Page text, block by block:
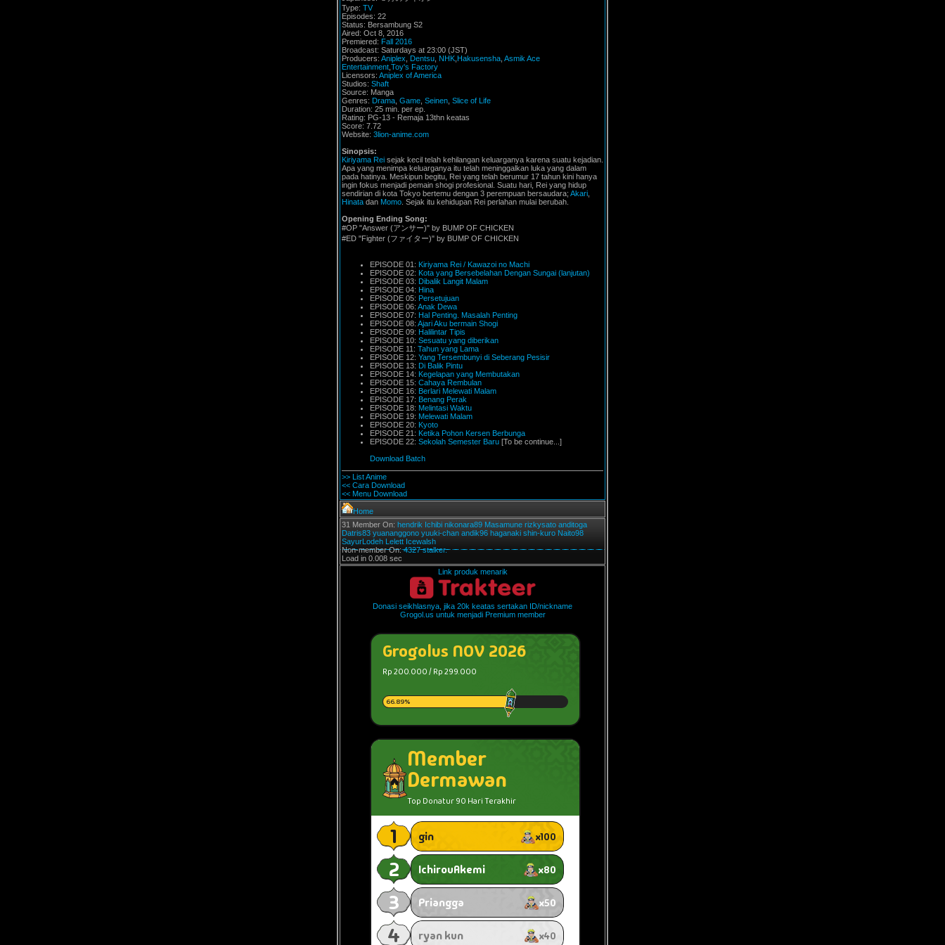
Type: TV
Episodes: 22
Status: Bersambung S2
Aired: Oct 8, 2016
Premiered: Fall 2016
Broadcast: Saturdays at 23:00 (JST)
Producers: Aniplex Dentsu NHK Hakusensha Asmik Ace
Entertainment Toy's Factory
Licensors: Aniplex of America
Studios: Shaft
Source: Manga
Genres: Drama Game Seinen Slice of Life
Duration: 25 min. per ep.
Rating: PG-13 - Remaja 13thn keatas
Score: 7.72
Website: 3lion-anime.com
Sinopsis:
Kiriyama Rei sejak kecil telah kehilangan keluarganya karena suatu kejadian.
Apa yang menimpa keluarganya itu telah meninggalkan luka yang dalam
pada hatinya. Meskipun begitu, Rei yang telah berumur 17 tahun kini hanya
ingin fokus menjadi pemain shogi profesional. Suatu hari, Rei yang hidup
sendirian di kota Tokyo bertemu dengan 3 perempuan bersaudara; Akari
Hinata dan Momo . Sejak itu kehidupan Rei perlahan mulai berubah.
Opening Ending Song:
#OP "Answer (アンサー)" by BUMP OF CHICKEN
#ED "Fighter (ファイター)" by BUMP OF CHICKEN
EPISODE 01: Kiriyama Rei / Kawazoi no Machi
EPISODE 02: Kota yang Bersebelahan Dengan Sungai (lanjutan)
EPISODE 03: Dibalik Langit Malam
EPISODE 04: Hina
EPISODE 05: Persetujuan
EPISODE 06: Anak Dewa
EPISODE 07: Hal Penting. Masalah Penting
EPISODE 08: Ajari Aku bermain Shogi
EPISODE 09: Halilintar Tipis
EPISODE 10: Sesuatu yang diberikan
EPISODE 11: Tahun yang Lama
EPISODE 12: Yang Tersembunyi di Seberang Pesisir
EPISODE 13: Di Balik Pintu
EPISODE 14: Kegelapan yang Membutakan
EPISODE 15: Cahaya Rembulan
EPISODE 16: Berlari Melewati Malam
EPISODE 17: Benang Perak
EPISODE 18: Melintasi Waktu
EPISODE 19: Melewati Malam
EPISODE 20: Kyoto
EPISODE 21: Ketika Pohon Kersen Berbunga
EPISODE 22: Sekolah Semester Baru [To be continue...]
Download Batch
>> List Anime
<< Cara Download
<< Menu Download
Home
31 Member On: hendrik Ichibi nikonara89 Masamune rizkysato anditoga
Datris83 yuananggono yuuki-chan andik96 haganaki shin-kuro Naito98
SayurLodeh Lelett Icewalsh
Non-member On:4327 stalker.
Load in 0.008 sec
Link produk menarik
Donasi seikhlasnya, jika 20k keatas sertakan ID/nickname
Grogol.us untuk menjadi Premium member